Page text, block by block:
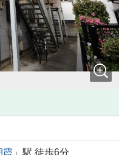
霞 」駅 徒歩6分